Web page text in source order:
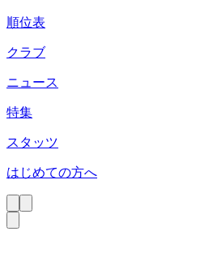
順位表
クラブ
ニュース
特集
スタッツ
はじめての方へ